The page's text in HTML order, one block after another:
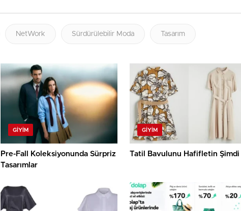
NetWork Sürdürülebilir Moda Tasarım
GIYIM
Pre-Fall Koleksiyonunda Sürpriz
Tasarımlar
GIYIM
Tatil Bavulunu Hafifletin Şimdi